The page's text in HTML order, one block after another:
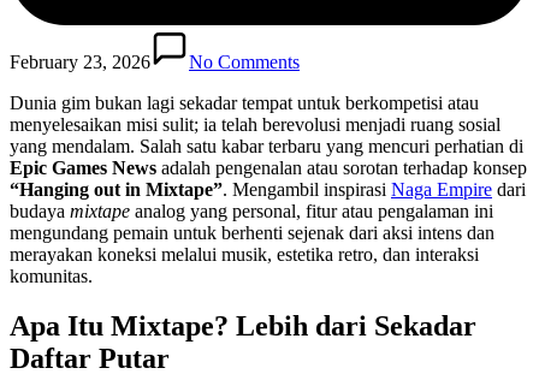
February 23, 2026
No Comments
Dunia gim bukan lagi sekadar tempat untuk berkompetisi atau
menyelesaikan misi sulit; ia telah berevolusi menjadi ruang sosial
yang mendalam. Salah satu kabar terbaru yang mencuri perhatian di
Epic Games News adalah pengenalan atau sorotan terhadap konsep
“Hanging out in Mixtape”. Mengambil inspirasi Naga Empire dari
budaya mixtape analog yang personal, fitur atau pengalaman ini
mengundang pemain untuk berhenti sejenak dari aksi intens dan
merayakan koneksi melalui musik, estetika retro, dan interaksi
komunitas.
Apa Itu Mixtape? Lebih dari Sekadar
Daftar Putar